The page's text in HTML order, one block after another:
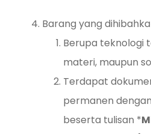
Barang yang
Berupa teknologi
materi, maupun
Terdapat
permanen
beserta tulisan *